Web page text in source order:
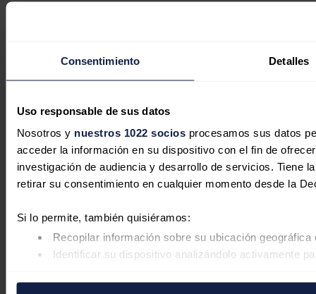
Consentimiento Detalles
Uso responsable de sus datos
Nosotros y nuestros 1022 sociosprocesamos sus datos
acceder la información en su dispositivo con el fin de
investigación de audiencia y desarrollo de servicios. Tiene
retirar su consentimiento en cualquier momento desde la
Si lo permite, también quisiéramos:
Recopilar información sobre su ubicación
Identificar su dispositivo analizándolo activamente